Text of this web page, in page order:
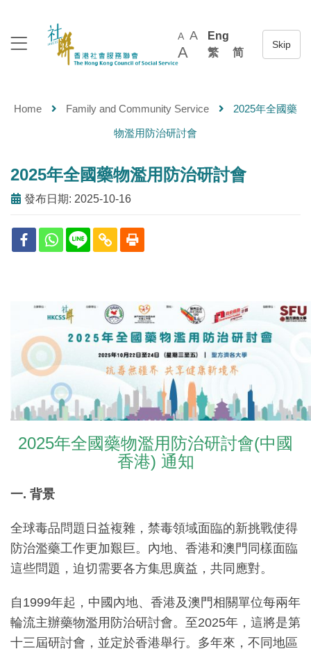
A A
A
Eng
繁
简
Home Family and Community Service 2025年全國藥
物濫用防治研討會
2025年全國藥物濫用防治研討會
發布日期: 2025-10-16
2025年全國藥物濫用防治研討會(中國
香港) 通知
一. 背景
全球毒品問題日益複雜，禁毒領域面臨的新挑戰使得
防治濫藥工作更加艱巨。內地、香港和澳門同樣面臨
這些問題，迫切需要各方集思廣益，共同應對。
自1999年起，中國內地、香港及澳門相關單位每兩年
輪流主辦藥物濫用防治研討會。至2025年，這將是第
十三屆研討會，並定於香港舉行。多年來，不同地區